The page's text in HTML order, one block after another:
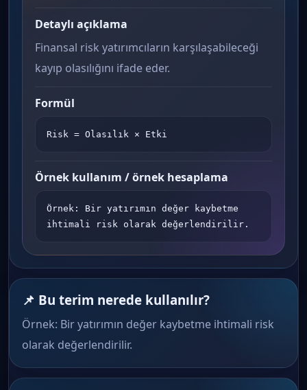
Detaylı açıklama
Finansal risk yatırımcıların karşılaşabileceği
kayıp olasılığını ifade eder.
Formül
Risk = Olasılık × Etki
Örnek kullanım / örnek hesaplama
Örnek: Bir yatırımın değer kaybetme
ihtimali risk olarak değerlendirilir.
📌 Bu terim nerede kullanılır?
Örnek: Bir yatırımın değer kaybetme ihtimali risk
olarak değerlendirilir.